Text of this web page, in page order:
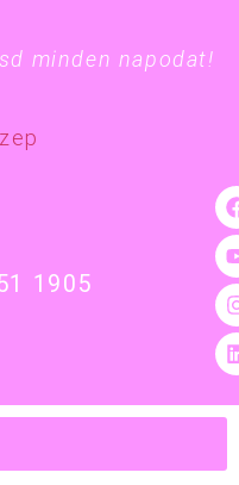
minden napodat!
1905